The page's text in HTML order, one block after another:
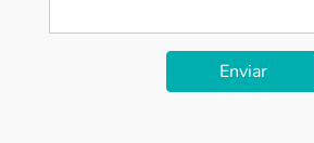
Enviar